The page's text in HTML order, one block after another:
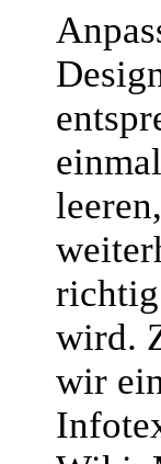
wird.
wir